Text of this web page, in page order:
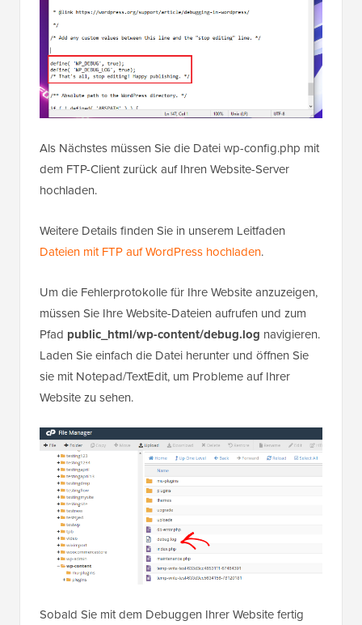
Als Nächstes müssen Sie die Datei wp-config.php mit
dem FTP-Client zurück auf Ihren Website-Server
hochladen.
Weitere Details finden Sie in unserem Leitfaden
Dateien mit FTP auf WordPress hochladen.
Um die Fehlerprotokolle für Ihre Website anzuzeigen,
müssen Sie Ihre Website-Dateien aufrufen und zum
Pfad public_html/wp-content/debug.log navigieren.
Laden Sie einfach die Datei herunter und öffnen Sie
sie mit Notepad/TextEdit, um Probleme auf Ihrer
Website zu sehen.
Sobald Sie mit dem Debuggen Ihrer Website fertig